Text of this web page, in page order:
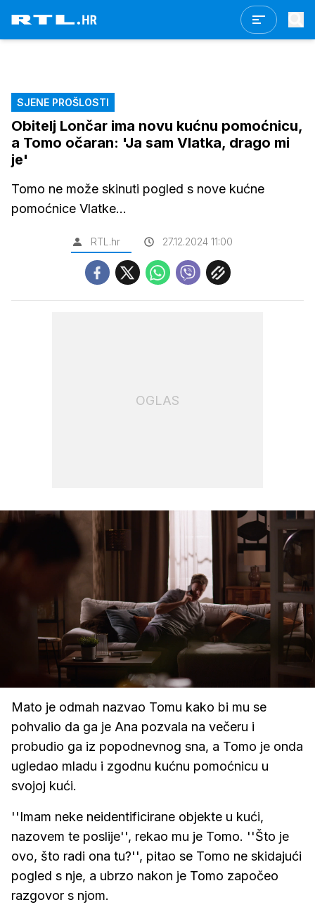
SJENE PROŠLOSTI
Obitelj Lončar ima novu kućnu pomoćnicu,
a Tomo očaran: 'Ja sam Vlatka, drago mi
je'
Tomo ne može skinuti pogled s nove kućne
pomoćnice Vlatke...
RTL.hr 27.12.2024 11:00
OGLAS
Upali
zvuk
Loaded
33.22%
Mato je odmah nazvao Tomu kako bi mu se
pohvalio da ga je Ana pozvala na večeru i
probudio ga iz popodnevnog sna, a Tomo je onda
ugledao mladu i zgodnu kućnu pomoćnicu u
svojoj kući.
''Imam neke neidentificirane objekte u kući,
nazovem te poslije'', rekao mu je Tomo. ''Što je
ovo, što radi ona tu?'', pitao se Tomo ne skidajući
pogled s nje, a ubrzo nakon je Tomo započeo
razgovor s njom.